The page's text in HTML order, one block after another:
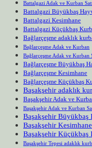
Battalgazi Adak ve Kurban
Battalgazi Büyükbaş
Battalgazi Kesimhane
Battalgazi Küçükbaş
Bağlarçeşme adaklık
Bağlarçeşme Adak ve Kurban
Bağlarçeşme Adak ve Kurban
Bağlarçeşme Büyükbaş
Bağlarçeşme Kesimhane
Bağlarçeşme Küçükbaş
Başakşehir adaklık
Başakşehir Adak ve
Başakşehir Adak ve Kurban
Başakşehir Büyükbaş
Başakşehir Kesimhane
Başakşehir Küçükbaş
Başakşehir Tepesi adaklık